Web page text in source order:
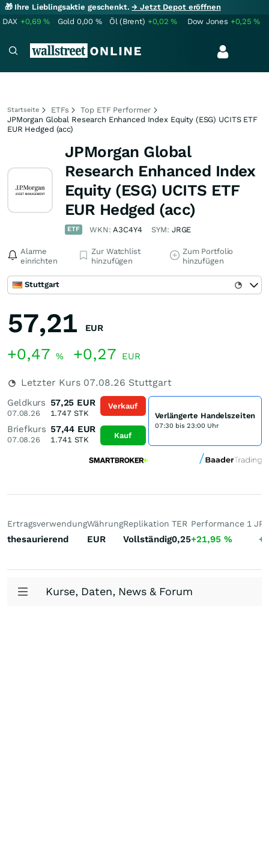
🎁 Ihre Lieblingsaktie geschenkt.→ Jetzt Depot eröffnen
DAX +0,69% Gold 0,00 % Öl (Brent) +0,02% Dow Jones +0,25%
Startseite ETFs
Top ETF Performer
JPMorgan Global Research Enhanced Index Equity (ESG) UCITS ETF
EUR Hedged (acc)
JPMorgan Global
Research Enhanced Index
Equity (ESG) UCITS ETF
EUR Hedged (acc)
ETF WKN:A3C4Y4 SYM: JRGE
Alarme
einrichten
Zur Watchlist
hinzufügen
Zum Portfolio
hinzufügen
Stuttgart
57,21 EUR
+0,47 % +0,27 EUR
Letzter Kurs 07.08.26 Stuttgart
Geldkurs
07.08.26
57,25 EUR
1.747STK
Briefkurs
07.08.26
57,44 EUR
1.741 STK
Verkauf
Kauf
Verlängerte Handelszeiten
07:30 bis 23:00 Uhr
Ertragsverwendung
thesaurierend
Währung
EUR
Replikation
Vollständig
TER
0,25
Performance 1 J
+21,95 %
Kurse, Daten, News & Forum